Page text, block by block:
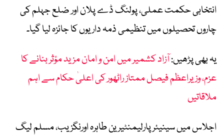
انتخابی حکمت عملی، پولنگ ڈے پلان اور ضلع جہلم کی
چاروں تحصیلوں میں تنظیمی ذمہ داریوں کا جائزہ لیا گیا۔
یہ بھی پڑھیں:آزاد کشمیر میں امن و امان مزید مؤثر بنانے کا
عزم، وزیراعظم فیصل ممتاز راٹھور کی اعلیٰ حکام سے اہم
ملاقاتیں
اجلاس میں سینیئر پارلیمنٹیرین طاہرہ اورنگزیب، مسلم لیگ